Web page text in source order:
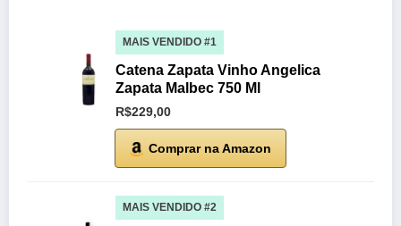
MAIS VENDIDO #1
Catena Zapata Vinho Angelica
Zapata Malbec 750 Ml
R$229,00
Comprar na Amazon
MAIS VENDIDO #2